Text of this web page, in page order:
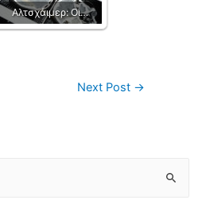
Αλτσχάιμερ: Οι…
Next Post →